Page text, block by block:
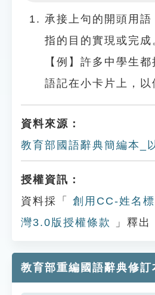
承接上句的開頭用
指的目的實現或完成
【例】許多中學生
語記在小卡片上，以
資料來源：
教育部國語辭典簡編本_
授權資訊：
資料採「
創用CC-姓名
灣3.0版授權條款
」釋出
教育部重編國語辭典修訂